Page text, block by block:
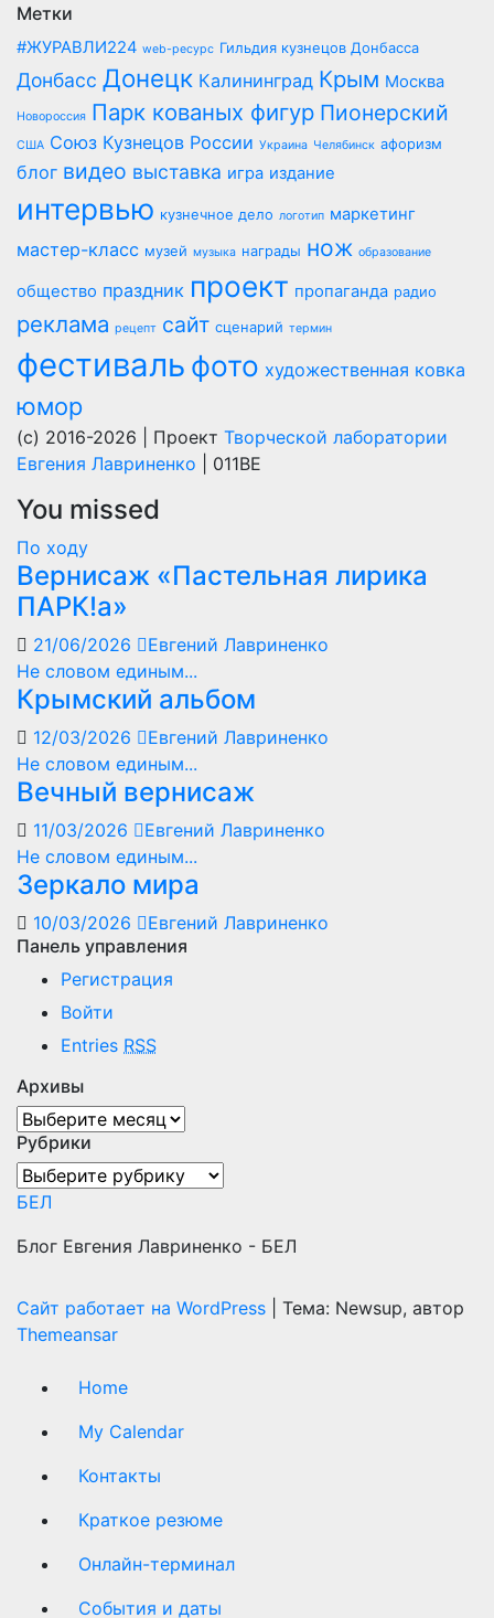
Метки
#ЖУРАВЛИ224 web-ресурс Гильдия кузнецов Донбасса
Донбасс Донецк Калининград Крым Москва
Новороссия Парк кованых фигур Пионерский
США Союз Кузнецов России Украина Челябинск афоризм
блог видео выставка игра издание
интервью кузнечное дело логотип маркетинг
мастер-класс музей музыка награды нож образование
общество праздник проект пропаганда радио
реклама рецепт сайт сценарий термин
фестиваль фото художественная ковка
юмор
(c) 2016-2026 | Проект Творческой лаборатории
Евгения Лавриненко | 011BE
You missed
По ходу
Вернисаж «Пастельная лирика
ПАРК!а»
21/06/2026
Евгений Лавриненко
Не словом единым...
Крымский альбом
12/03/2026
Евгений Лавриненко
Не словом единым...
Вечный вернисаж
11/03/2026
Евгений Лавриненко
Не словом единым...
Зеркало мира
10/03/2026
Евгений Лавриненко
Панель управления
Регистрация
Войти
Entries RSS
Архивы
Архивы
Рубрики
Рубрики
БЕЛ
Блог Евгения Лавриненко - БЕЛ
Сайт работает на WordPress
Тема: Newsup, автор
Themeansar
Home
My Calendar
Контакты
Краткое резюме
Онлайн-терминал
События и даты